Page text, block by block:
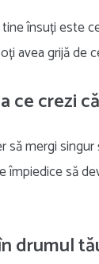
însuți este
avea grijă de
ce crezi
să mergi
împiedice să
drumul